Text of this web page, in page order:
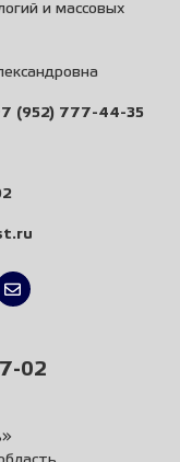
и массовых
(952) 777-44-35
02